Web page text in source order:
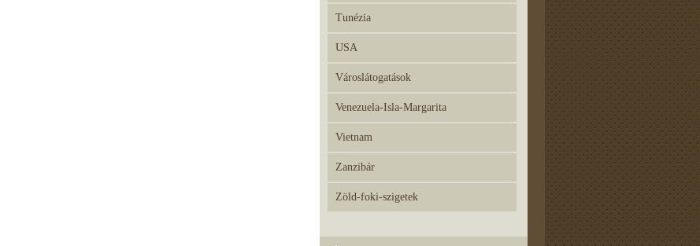
Tunézia
USA
Városlátogatások
Venezuela-Isla-Margarita
Vietnam
Zanzibár
Zöld-foki-szigetek